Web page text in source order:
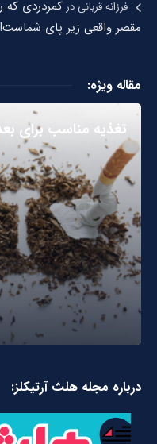
فرزانه قربانیدر کمردردی که
مقصر واقعی زیر پای شماست!
مقاله ویژه:
تغذیه مناسب برای
درباره مجله هلث آرتیکلز: